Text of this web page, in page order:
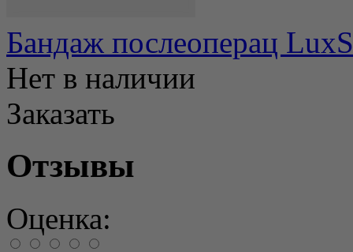
Бандаж послеоперац
Нет в наличии
Заказать
Отзывы
Оценка: